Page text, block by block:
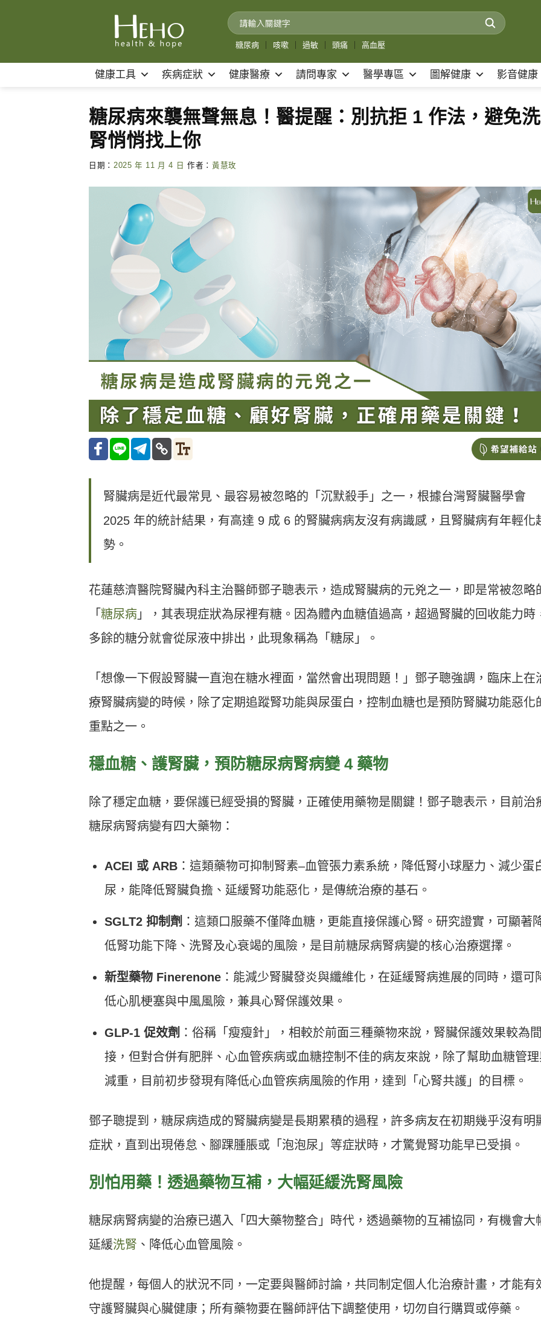
糖尿病 咳嗽 過敏 頭痛 高血壓
健康工具 疾病症狀 健康醫療 請問專家 醫學專區 圖解健康 影音健康
糖尿病來襲無聲無息！醫提醒：別抗拒 1 作法，避免洗
腎悄悄找上你
日期： 2025 年 11 月 4 日 作者： 黃慧玫
腎臟病是近代最常見、最容易被忽略的「沉默殺手」之一，根據台灣腎臟醫學會
2025 年的統計結果，有高達 9 成 6 的腎臟病病友沒有病識感，且腎臟病有年輕化
勢。
花蓮慈濟醫院腎臟內科主治醫師鄧子聰表示，造成腎臟病的元兇之一，即是常被忽略
「 糖尿病 」，其表現症狀為尿裡有糖。因為體內血糖值過高，超過腎臟的回收能力時
多餘的糖分就會從尿液中排出，此現象稱為「糖尿」。
「想像一下假設腎臟一直泡在糖水裡面，當然會出現問題！」鄧子聰強調，臨床上在
療腎臟病變的時候，除了定期追蹤腎功能與尿蛋白，控制血糖也是預防腎臟功能惡化
重點之一。
穩血糖、護腎臟，預防糖尿病腎病變 4 藥物
除了穩定血糖，要保護已經受損的腎臟，正確使用藥物是關鍵！鄧子聰表示，目前治
糖尿病腎病變有四大藥物：
ACEI 或 ARB ：這類藥物可抑制腎素–血管張力素系統，降低腎小球壓力、減少蛋
尿，能降低腎臟負擔、延緩腎功能惡化，是傳統治療的基石。
SGLT2 抑制劑 ：這類口服藥不僅降血糖，更能直接保護心腎。研究證實，可顯著
低腎功能下降、洗腎及心衰竭的風險，是目前糖尿病腎病變的核心治療選擇。
新型藥物 Finerenone ：能減少腎臟發炎與纖維化，在延緩腎病進展的同時，還可
低心肌梗塞與中風風險，兼具心腎保護效果。
GLP-1 促效劑 ：俗稱「瘦瘦針」，相較於前面三種藥物來說，腎臟保護效果較為間
接，但對合併有肥胖、心血管疾病或血糖控制不佳的病友來說，除了幫助血糖管理
減重，目前初步發現有降低心血管疾病風險的作用，達到「心腎共護」的目標。
鄧子聰提到，糖尿病造成的腎臟病變是長期累積的過程，許多病友在初期幾乎沒有明
症狀，直到出現倦怠、腳踝腫脹或「泡泡尿」等症狀時，才驚覺腎功能早已受損。
別怕用藥！透過藥物互補，大幅延緩洗腎風險
糖尿病腎病變的治療已邁入「四大藥物整合」時代，透過藥物的互補協同，有機會大
延緩洗腎 、降低心血管風險。
他提醒，每個人的狀況不同，一定要與醫師討論，共同制定個人化治療計畫，才能有
守護腎臟與心臟健康；所有藥物要在醫師評估下調整使用，切勿自行購買或停藥。